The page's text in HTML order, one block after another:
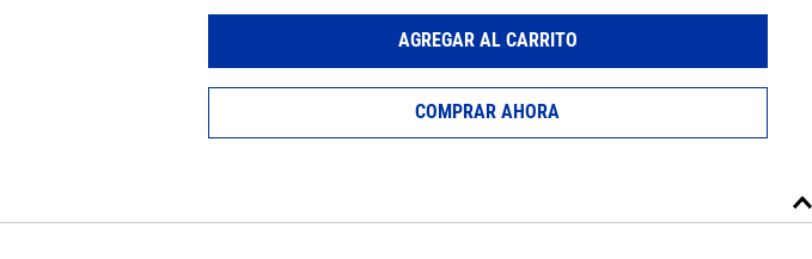
AGREGAR AL CARRITO
COMPRAR AHORA